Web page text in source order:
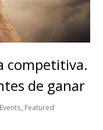
competitiva.
de ganar
Events, Featured